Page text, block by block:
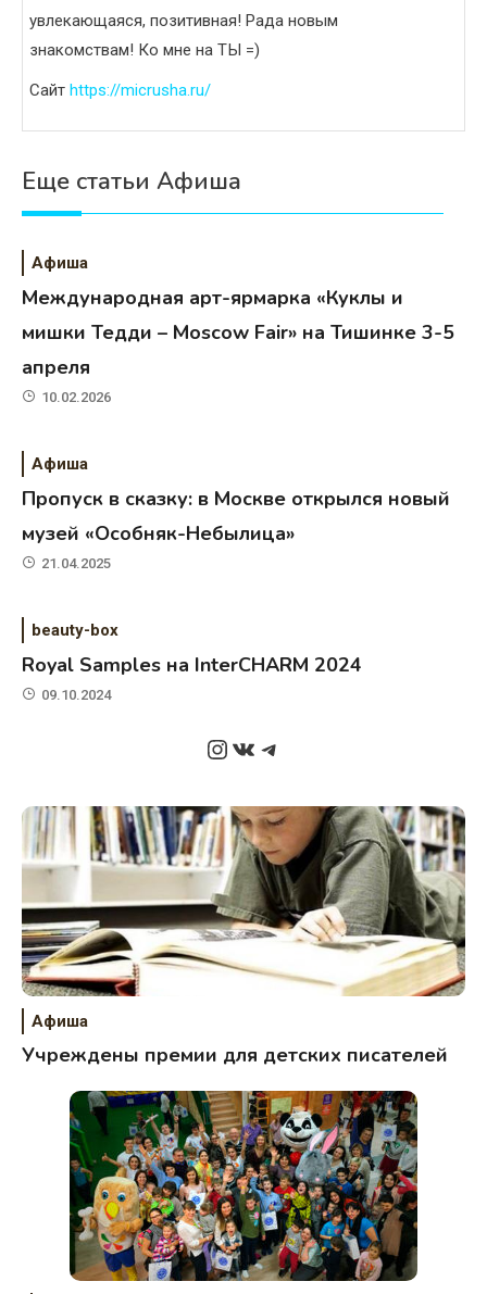
увлекающаяся, позитивная! Рада новым
знакомствам! Ко мне на ТЫ =)
Сайт https://micrusha.ru/
Еще статьи Афиша
Афиша
Международная арт-ярмарка «Куклы и
мишки Тедди – Moscow Fair» на Тишинке 3-5
апреля
10.02.2026
Афиша
Пропуск в сказку: в Москве открылся новый
музей «Особняк-Небылица»
21.04.2025
beauty-box
Royal Samples на InterCHARM 2024
09.10.2024
Instagram
ВКонтакте
Telegram
Афиша
Учреждены премии для детских писателей